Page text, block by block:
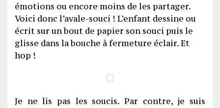
émotions ou encore moins de les partager.
Voici donc l’avale-souci ! L’enfant dessine ou
écrit sur un bout de papier son souci puis le
glisse dans la bouche à fermeture éclair. Et
hop !
Je ne lis pas les soucis. Par contre, je suis